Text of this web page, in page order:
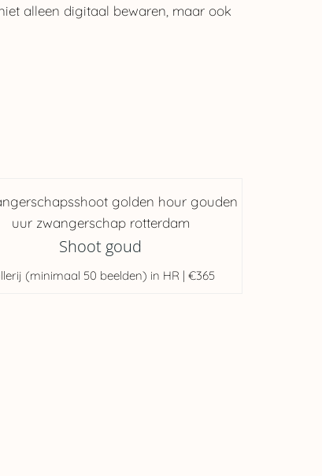
alleen digitaal bewaren, maar ook
Shoot goud
(minimaal 50 beelden) in HR | €365